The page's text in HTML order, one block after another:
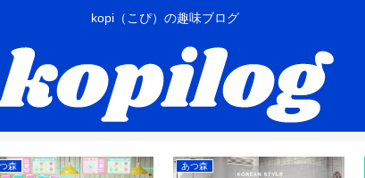
kopi（こぴ）の趣味ブログ
森 あつ森